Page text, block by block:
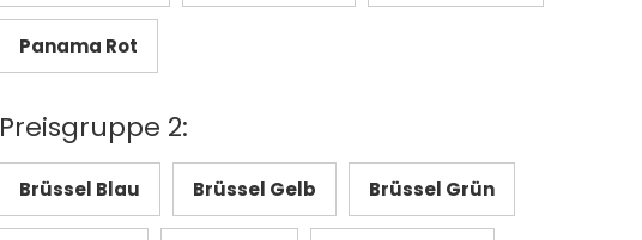
Panama Rot
Preisgruppe 2:
Brüssel Blau Brüssel Gelb Brüssel Grün